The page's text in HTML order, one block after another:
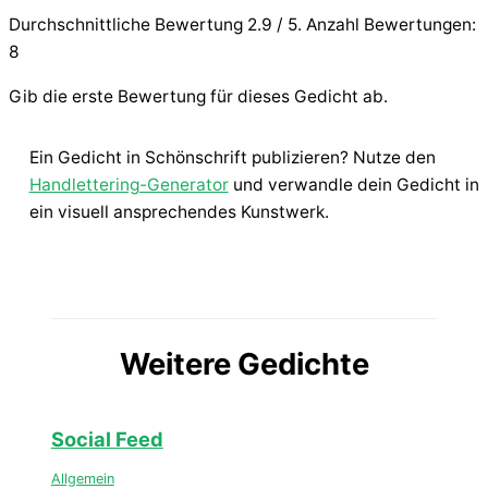
Durchschnittliche Bewertung 2.9 / 5. Anzahl Bewertungen:
8
Gib die erste Bewertung für dieses Gedicht ab.
Ein Gedicht in Schönschrift publizieren? Nutze den
Handlettering-Generatorund verwandle dein Gedicht in
ein visuell ansprechendes Kunstwerk.
Weitere Gedichte
Social Feed
Allgemein